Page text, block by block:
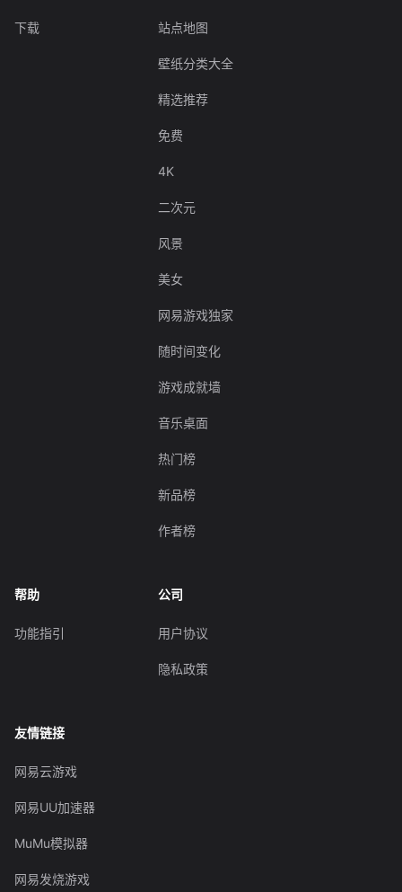
下载 站点地图
壁纸分类大全
精选推荐
免费
4K
二次元
风景
美女
网易游戏独家
随时间变化
游戏成就墙
音乐桌面
热门榜
新品榜
作者榜
帮助
功能指引
公司
用户协议
隐私政策
友情链接
网易云游戏
网易UU加速器
MuMu模拟器
网易发烧游戏